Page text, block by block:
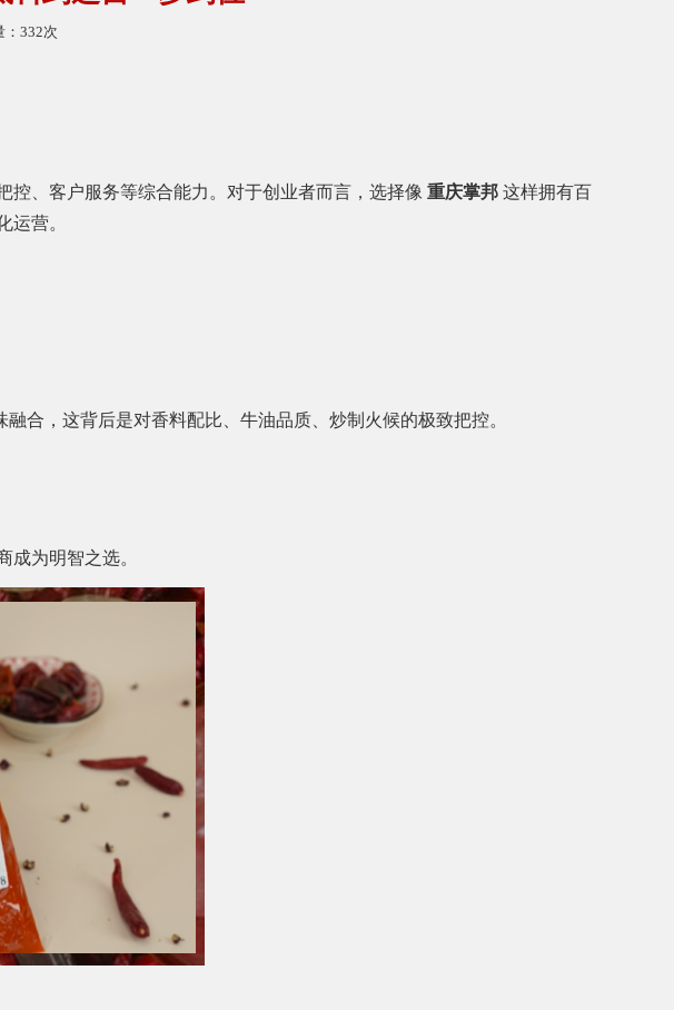
：332次
控、客户服务等综合能力。对于创业者而言，选择像 重庆掌邦 这样拥有百
运营。
合，这背后是对香料配比、牛油品质、炒制火候的极致把控。
为明智之选。